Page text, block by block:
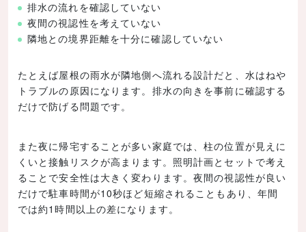
排水の流れを確認していない
夜間の視認性を考えていない
隣地との境界距離を十分に確認していない
たとえば屋根の雨水が隣地側へ流れる設計だと、水はねや
トラブルの原因になります。排水の向きを事前に確認する
だけで防げる問題です。
また夜に帰宅することが多い家庭では、柱の位置が見えに
くいと接触リスクが高まります。照明計画とセットで考え
ることで安全性は大きく変わります。夜間の視認性が良い
だけで駐車時間が10秒ほど短縮されることもあり、年間
では約1時間以上の差になります。